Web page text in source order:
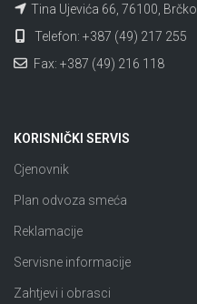
Tina Ujevića 66, 76100, Brčko
Telefon: +387 (49) 217 255
Fax: +387 (49) 216 118
KORISNIČKI SERVIS
Cjenovnik
Plan odvoza smeća
Reklamacije
Servisne informacije
Zahtjevi i obrasci